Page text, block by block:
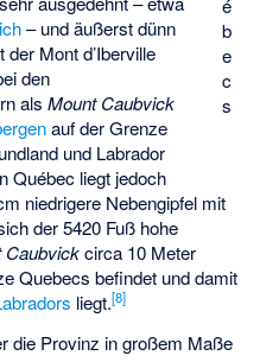
é
b
e
c
s
– und äußerst dünn
der Mont d’Iberville
den
alsMount Caubvick
auf der Grenze
und Labrador
Québec liegt jedoch
niedrigere Nebengipfel mit
der 5420 Fuß hohe
Caubvickcirca 10 Meter
Quebecs befindet und damit
liegt.[8]
die Provinz in großem Maße